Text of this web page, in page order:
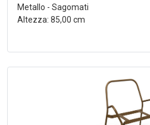
Metallo - Sagomati
Altezza: 85,00 cm